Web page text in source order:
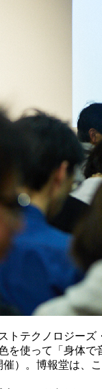
トテクノロジー
を使って「身体
）。博報堂は、